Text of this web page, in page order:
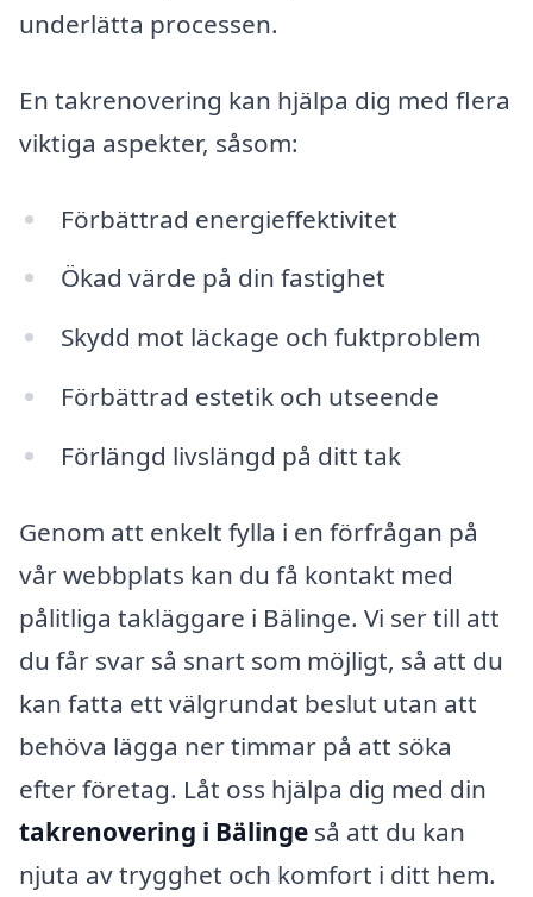
underlätta processen.
En takrenovering kan hjälpa dig med flera
viktiga aspekter, såsom:
Förbättrad energieffektivitet
Ökad värde på din fastighet
Skydd mot läckage och fuktproblem
Förbättrad estetik och utseende
Förlängd livslängd på ditt tak
Genom att enkelt fylla i en förfrågan på
vår webbplats kan du få kontakt med
pålitliga takläggare i Bälinge. Vi ser till att
du får svar så snart som möjligt, så att du
kan fatta ett välgrundat beslut utan att
behöva lägga ner timmar på att söka
efter företag. Låt oss hjälpa dig med din
takrenovering i Bälinge så att du kan
njuta av trygghet och komfort i ditt hem.